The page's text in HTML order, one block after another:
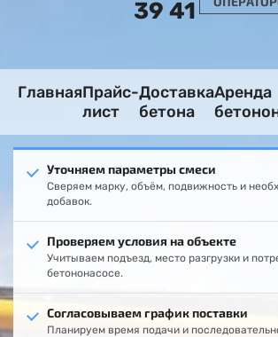
39 41
ГлавнаяПрайс-
лист
Доставка
бетона
Аренда
Уточняем параметры смеси
Сверяем марку, объём, подвижность и
добавок.
Проверяем условия на объекте
Учитываем подъезд, место разгрузки и
бетононасосе.
Согласовываем график поставки
Планируем время подачи и